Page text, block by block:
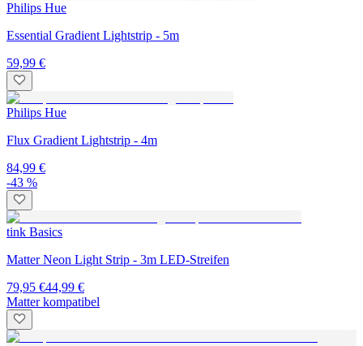
Philips Hue
Essential Gradient Lightstrip - 5m
59,99 €
Philips Hue
Flux Gradient Lightstrip - 4m
84,99 €
-43 %
tink Basics
Matter Neon Light Strip - 3m LED-Streifen
79,95 €44,99 €
Matter kompatibel